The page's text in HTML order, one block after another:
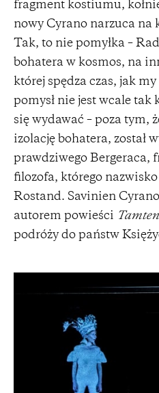
fragment kostiumu,
nowy Cyrano narzuca na
Tak, to nie pomyłka –
bohatera w kosmos, na
której spędza czas, jak
pomysł nie jest wcale tak
się wydawać – poza tym,
izolację bohatera, został
prawdziwego Bergeraca,
filozofa, którego nazwisko
Rostand. Savinien Cyrano
autorem powieści
podróży do państw